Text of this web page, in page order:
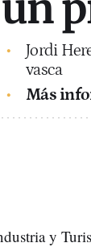
Jordi
vasca
Más
y